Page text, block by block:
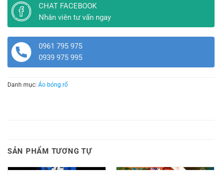
CHAT FACEBOOK
Nhân viên tư vấn ngay
0961 795 975
0939 975 995
Danh mục: Áo bóng rổ
SẢN PHẨM TƯƠNG TỰ